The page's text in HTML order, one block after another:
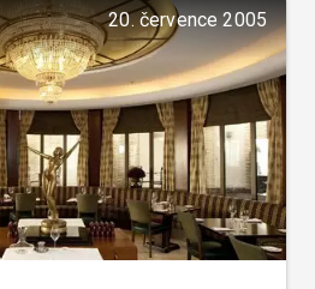
20. července 2005